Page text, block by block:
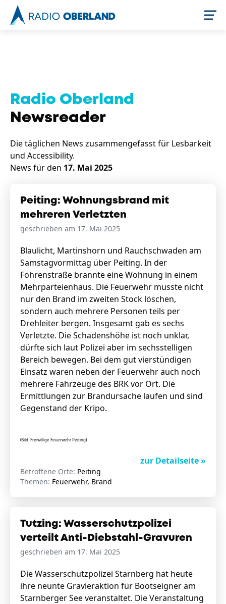
Newsreader
Stellenangebote
Unternehmen
Das geheime Geräusch
Wandern
Fotobox
Amphibienschutz
Team
Programm
Service
Nachgehört
Podcast
Newsletter
Handwerker
Radio Oberland
Newsreader
Die täglichen News zusammengefasst für Lesbarkeit
und Accessibility.
News für den 17. Mai 2025
Peiting: Wohnungsbrand mit
mehreren Verletzten
geschrieben am 17. Mai 2025
Blaulicht, Martinshorn und Rauchschwaden am
Samstagvormittag über Peiting. In der
Föhrenstraße brannte eine Wohnung in einem
Mehrparteienhaus. Die Feuerwehr musste nicht
nur den Brand im zweiten Stock löschen,
sondern auch mehrere Personen teils per
Drehleiter bergen. Insgesamt gab es sechs
Verletzte. Die Schadenshöhe ist noch unklar,
dürfte sich laut Polizei aber im sechsstelligen
Bereich bewegen. Bei dem gut vierstündigen
Einsatz waren neben der Feuerwehr auch noch
mehrere Fahrzeuge des BRK vor Ort. Die
Ermittlungen zur Brandursache laufen und sind
Gegenstand der Kripo.
(Bild: Freiwillige Feuerwehr Peiting)
zur Detailseite »
Betroffene Orte: Peiting
Themen: Feuerwehr, Brand
Tutzing: Wasserschutzpolizei
verteilt Anti-Diebstahl-Gravuren
geschrieben am 17. Mai 2025
Die Wasserschutzpolizei Starnberg hat heute
ihre neunte Gravieraktion für Bootseigner am
Starnberger See veranstaltet. Die Veranstaltung